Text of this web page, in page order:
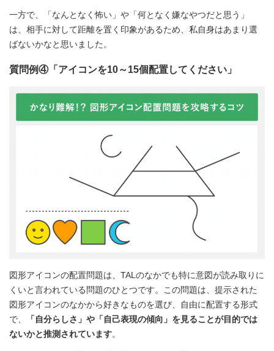
一方で、「なんとなく怖い」や「何となく嫌なやつだと思う」
は、相手に対して距離を置く印象があるため、私自身はあまり選
ばないかなと思いました。
質問例④「アイコンを10～15個配置してください」
図形アイコンの配置問題は、TALのなかでも特に意図が読み取りに
くいと言われている問題のひとつです。この問題は、提示された
図形アイコンのなかから好きなものを選び、自由に配置する形式
で、
「自分らしさ」や「自己表現の傾向」を見ることが目的では
ないかと推測されています。